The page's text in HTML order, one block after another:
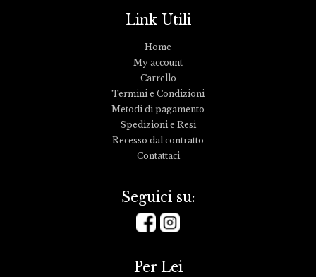
Link Utili
Home
My account
Carrello
Termini e Condizioni
Metodi di pagamento
Spedizioni e Resi
Recesso dal contratto
Contattaci
Seguici su:
Per Lei